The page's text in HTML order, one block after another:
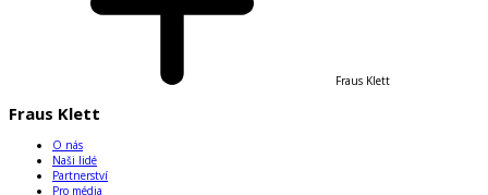
Fraus Klett
Fraus Klett
O nás
Naši lidé
Partnerství
Pro média